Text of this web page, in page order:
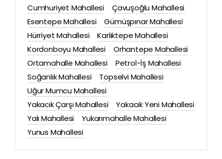
Cumhuriyet Mahallesi
Çavuşoğlu Mahallesi
Esentepe Mahallesi
Gümüşpınar Mahallesi
Hürriyet Mahallesi
Karlıktepe Mahallesi
Kordonboyu Mahallesi
Orhantepe Mahallesi
Ortamahalle Mahallesi
Petrol-İş Mahallesi
Soğanlık Mahallesi
Topselvi Mahallesi
Uğur Mumcu Mahallesi
Yakacık Çarşı Mahallesi
Yakacık Yeni Mahallesi
Yalı Mahallesi
Yukarımahalle Mahallesi
Yunus Mahallesi